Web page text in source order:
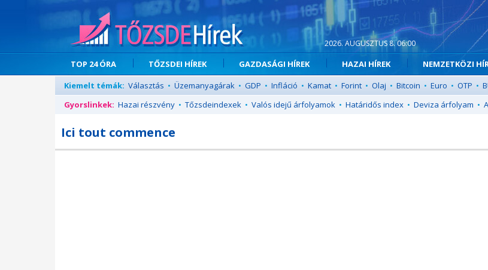
2026. AUGUSZTUS 8. 06:00
TOP 24 ÓRA TŐZSDEI HÍREK GAZDASÁGI HÍREK HAZAI HÍREK NEMZETKÖZI
Kiemelt témák: Választás • Üzemanyagárak • GDP • Infláció • Kamat • Forint • Olaj • Bitcoin • Euro • OTP •
Gyorslinkek: Hazai részvény • Tőzsdeindexek • Valós idejű árfolyamok • Határidős index • Deviza árfolyam •
Ici tout commence